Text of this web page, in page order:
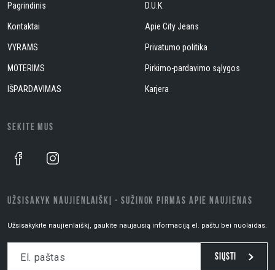
Pagrindinis
Kontaktai
VYRAMS
MOTERIMS
IŠPARDAVIMAS
D.U.K.
Apie City Jeans
Privatumo politika
Pirkimo-pardavimo sąlygos
Karjera
SEKITE MUS
UŽSISAKYK NAUJIENLAIŠKĮ - SUŽINOK PIRMAS APIE NAUJIENAS
Užsisakykite naujienlaiškį, gaukite naujausią informaciją el. paštu bei nuolaidas.
Siųsti